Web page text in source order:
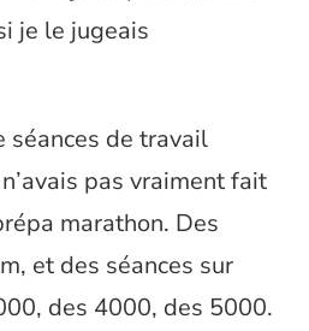
je le jugeais
séances de travail
pas vraiment fait
marathon. Des
et des séances sur
des 4000, des 5000.